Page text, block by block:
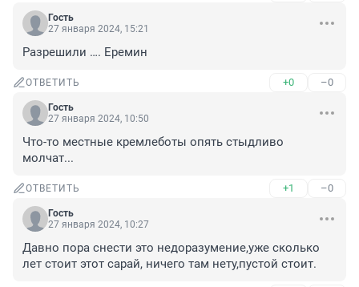
Гость
27 января 2024, 15:21
Разрешили …. Еремин
ОТВЕТИТЬ +0 –0
Гость
27 января 2024, 10:50
Что-то местные кремлеботы опять стыдливо
молчат...
ОТВЕТИТЬ +1 –0
Гость
27 января 2024, 10:27
Давно пора снести это недоразумение,уже сколько
лет стоит этот сарай, ничего там нету,пустой стоит.